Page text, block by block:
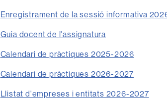
Enregistrament de la sessió informativa
Guia docent de l'assignatura
Calendari de pràctiques 2025-2026
Calendari de pràctiques 2026-2027
Llistat d'empreses i entitats 2026-2027